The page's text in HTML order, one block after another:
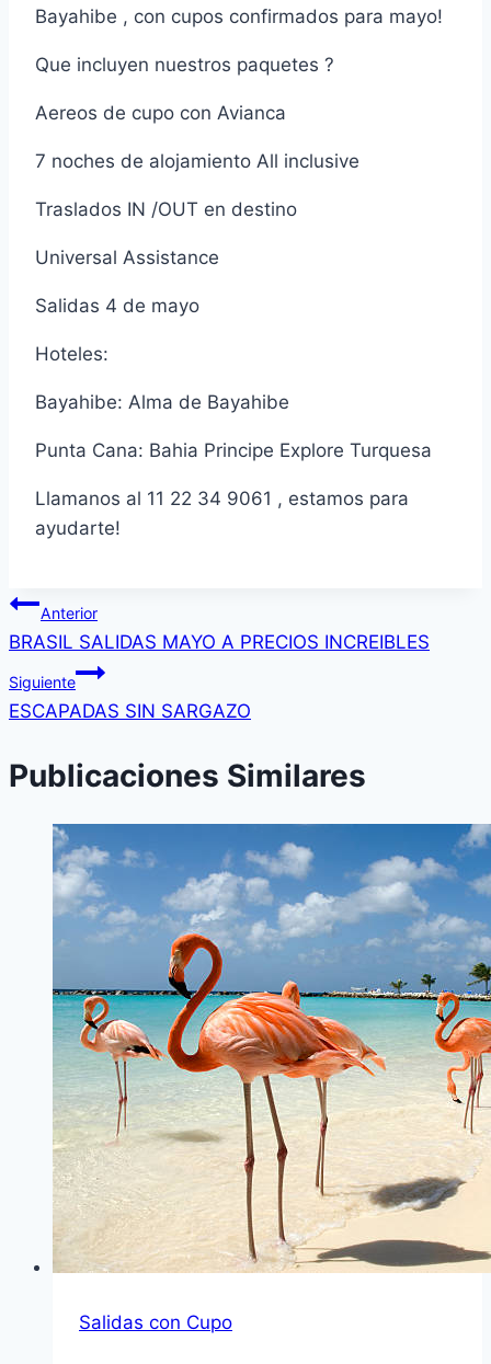
Bayahibe , con cupos confirmados para mayo!
Que incluyen nuestros paquetes ?
Aereos de cupo con Avianca
7 noches de alojamiento All inclusive
Traslados IN /OUT en destino
Universal Assistance
Salidas 4 de mayo
Hoteles:
Bayahibe: Alma de Bayahibe
Punta Cana: Bahia Principe Explore Turquesa
Llamanos al 11 22 34 9061 , estamos para
ayudarte!
Navegación
de
entradas
Anterior
BRASIL SALIDAS MAYO A PRECIOS INCREIBLES
Siguiente
ESCAPADAS SIN SARGAZO
Publicaciones Similares
Salidas con Cupo